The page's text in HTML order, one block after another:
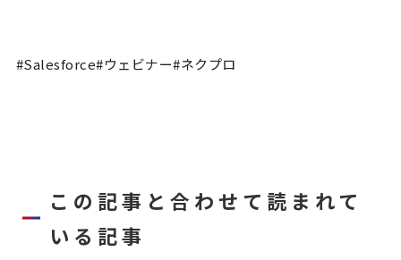
#Salesforce#ウェビナー#ネクプロ
この記事と合わせて読まれて
いる記事